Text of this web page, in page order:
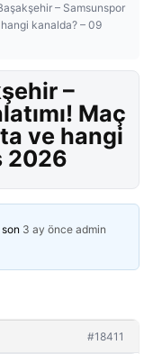
– Samsunspor
kanalda? – 09
–
Maç
ve hangi
2026
3 ay önce admin
#18411